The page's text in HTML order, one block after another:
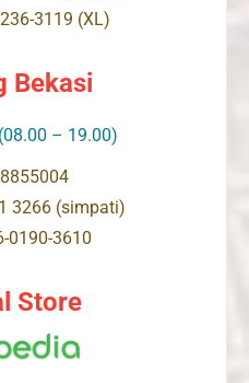
3119 (XL)
Bekasi
– 19.00)
3266 (simpati)
0190-3610
Store